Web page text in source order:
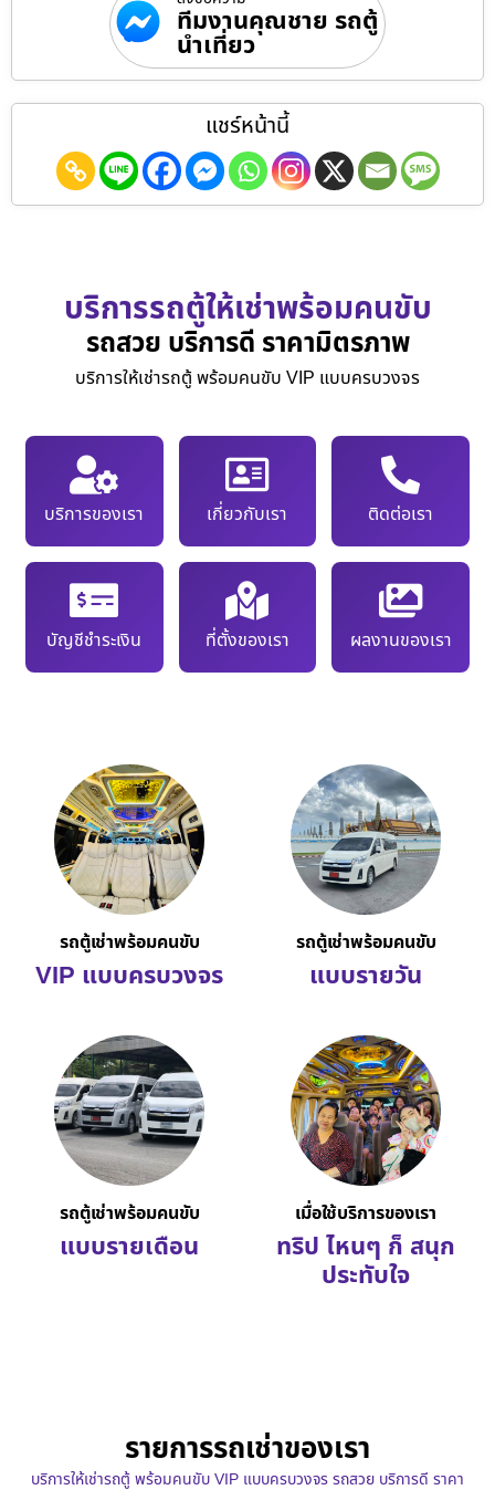
ทีมงานคุณชาย รถตู้
นำเที่ยว
แชร์หน้านี้
บริการรถตู้ให้เช่าพร้อมคนขับ
รถสวย บริการดี ราคามิตรภาพ
บริการให้เช่ารถตู้ พร้อมคนขับ VIP แบบครบวงจร
บริการของเรา เกี่ยวกับเรา ติดต่อเรา
บัญชีชำระเงิน ที่ตั้งของเรา ผลงานของเรา
รถตู้เช่าพร้อมคนขับ
VIP แบบครบวงจร
รถตู้เช่าพร้อมคนขับ
แบบรายวัน
รถตู้เช่าพร้อมคนขับ
แบบรายเดือน
เมื่อใช้บริการของเรา
ทริป ไหนๆ ก็ สนุก
ประทับใจ
รายการรถเช่าของเรา
บริการให้เช่ารถตู้ พร้อมคนขับ VIP แบบครบวงจร รถสวย บริการดี ราคา